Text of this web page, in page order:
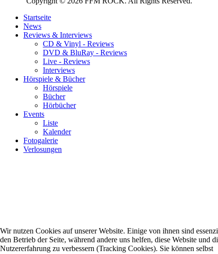
Startseite
News
Reviews & Interviews
CD & Vinyl - Reviews
DVD & BluRay - Reviews
Live - Reviews
Interviews
Hörspiele & Bücher
Hörspiele
Bücher
Hörbücher
Events
Liste
Kalender
Fotogalerie
Verlosungen
Wir nutzen Cookies auf unserer Website. Einige von ihnen sind
den Betrieb der Seite, während andere uns helfen, diese Website und
Nutzererfahrung zu verbessern (Tracking Cookies). Sie können selbst